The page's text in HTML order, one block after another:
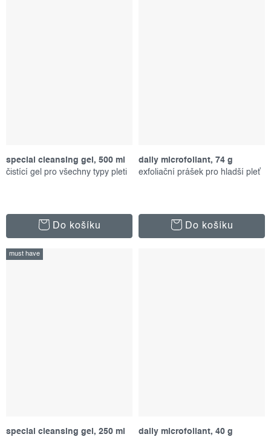
special cleansing gel, 500 ml
čistící gel pro všechny typy pleti
Do košíku
daily microfoliant, 74 g
exfoliační prášek pro hladší pleť
Do košíku
must have
special cleansing gel, 250 ml daily microfoliant, 40 g